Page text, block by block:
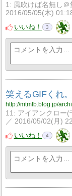
1: 風吹けば名無し＠
2016/05/05(木)
いいね！
3
笑えるGIFくれ。
http://mtmlb.blog.jp/
11: アイアンクロー
／ 2016/05/02(月)
いいね！
4